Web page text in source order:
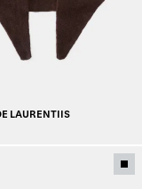
LAURENTIIS